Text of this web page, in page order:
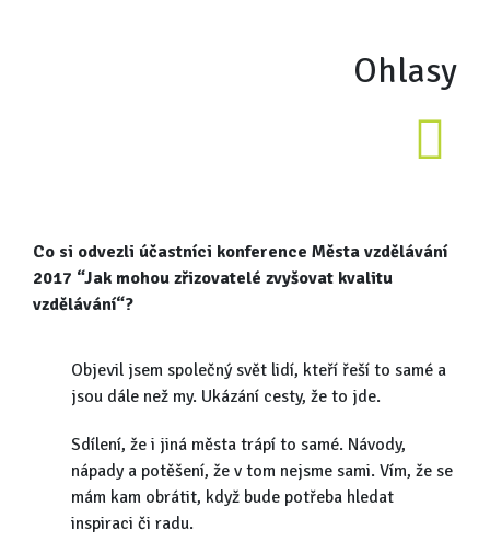
Ohlasy
Co si odvezli účastníci konference Města vzdělávání
2017 “Jak mohou zřizovatelé zvyšovat kvalitu
vzdělávání“?
Objevil jsem společný svět lidí, kteří řeší to samé a
jsou dále než my. Ukázání cesty, že to jde.
Sdílení, že i jiná města trápí to samé. Návody,
nápady a potěšení, že v tom nejsme sami. Vím, že se
mám kam obrátit, když bude potřeba hledat
inspiraci či radu.